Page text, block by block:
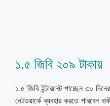
১.৫ জিবি ২০৯ টাকায়
১.৫ জিবি ইন্টারনেট পাচ্ছেন ৩০
নেটওয়ার্কে ব্যবহার করতে পারবেন